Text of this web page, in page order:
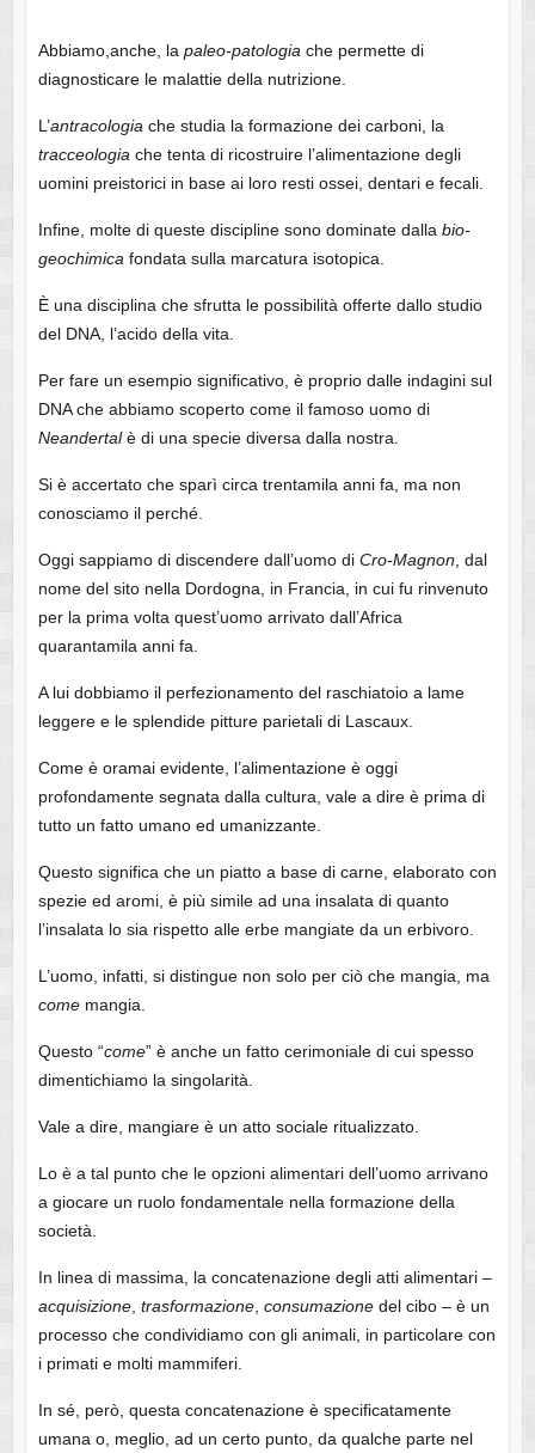
Abbiamo,anche, la paleo-patologiache permette di
diagnosticare le malattie della nutrizione.
L’antracologiache studia la formazione dei carboni, la
tracceologiache tenta di ricostruire l’alimentazione degli
uomini preistorici in base ai loro resti ossei, dentari e fecali.
Infine, molte di queste discipline sono dominate dalla bio-
geochimica fondata sulla marcatura isotopica.
È una disciplina che sfrutta le possibilità offerte dallo studio
del DNA, l’acido della vita.
Per fare un esempio significativo, è proprio dalle indagini sul
DNA che abbiamo scoperto come il famoso uomo di
Neandertalè di una specie diversa dalla nostra.
Si è accertato che sparì circa trentamila anni fa, ma non
conosciamo il perché.
Oggi sappiamo di discendere dall’uomo di Cro-Magnon, dal
nome del sito nella Dordogna, in Francia, in cui fu rinvenuto
per la prima volta quest’uomo arrivato dall’Africa
quarantamila anni fa.
A lui dobbiamo il perfezionamento del raschiatoio a lame
leggere e le splendide pitture parietali di Lascaux.
Come è oramai evidente, l’alimentazione è oggi
profondamente segnata dalla cultura, vale a dire è prima di
tutto un fatto umano ed umanizzante.
Questo significa che un piatto a base di carne, elaborato con
spezie ed aromi, è più simile ad una insalata di quanto
l’insalata lo sia rispetto alle erbe mangiate da un erbivoro.
L’uomo, infatti, si distingue non solo per ciò che mangia, ma
comemangia.
Questo “come” è anche un fatto cerimoniale di cui spesso
dimentichiamo la singolarità.
Vale a dire, mangiare è un atto sociale ritualizzato.
Lo è a tal punto che le opzioni alimentari dell’uomo arrivano
a giocare un ruolo fondamentale nella formazione della
società.
In linea di massima, la concatenazione degli atti alimentari –
acquisizione, trasformazione, consumazionedel cibo – è un
processo che condividiamo con gli animali, in particolare con
i primati e molti mammiferi.
In sé, però, questa concatenazione è specificatamente
umana o, meglio, ad un certo punto, da qualche parte nel